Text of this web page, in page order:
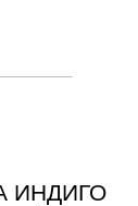
ИНДИГО